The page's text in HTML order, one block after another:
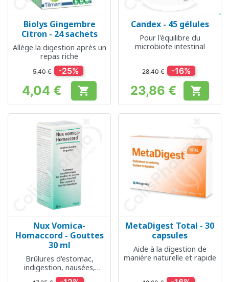
Biolys Gingembre
Citron - 24 sachets
Allège la digestion après un
repas riche
5,40 € -25%
Prix
4,04 € 
Candex - 45 gélules
Pour l'équilibre du
microbiote intestinal
28,40 € -16%
Prix
23,86 € 
Nux Vomica-
Homaccord - Gouttes
30 ml
Brûlures d'estomac,
indigestion, nausées,
constipation,
MetaDigest Total - 30
capsules
Aide à la digestion de
manière naturelle et rapide